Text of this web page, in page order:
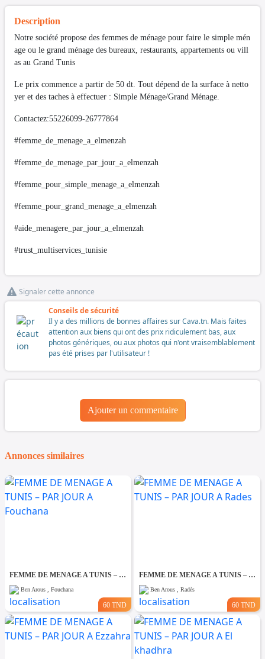
Description
Notre société propose des femmes de ménage pour faire le simple mén
age ou le grand ménage des bureaux, restaurants, appartements ou vill
as au Grand Tunis
Le prix commence a partir de 50 dt. Tout dépend de la surface à netto
yer et des taches à effectuer : Simple Ménage/Grand Ménage.
Contactez:55226099-26777864
#femme_de_menage_a_elmenzah
#femme_de_menage_par_jour_a_elmenzah
#femme_pour_simple_menage_a_elmenzah
#femme_pour_grand_menage_a_elmenzah
#aide_menagere_par_jour_a_elmenzah
#trust_multiservices_tunisie
Signaler cette annonce
Conseils de sécurité
Il y a des millions de bonnes affaires sur Cava.tn. Mais faites
attention aux biens qui ont des prix ridiculement bas, aux
photos génériques, ou aux photos qui n'ont vraisemblablement
pas été prises par l'utilisateur !
Ajouter un commentaire
Annonces similaires
FEMME DE MENAGE A TUNIS – PAR JOUR A Fouchana
Ben Arous , Fouchana
60 TND
FEMME DE MENAGE A TUNIS – PAR JOUR A Rades
Ben Arous , Radès
60 TND